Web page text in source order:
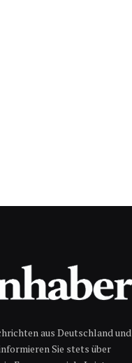
aus Deutschland und
Sie stets über